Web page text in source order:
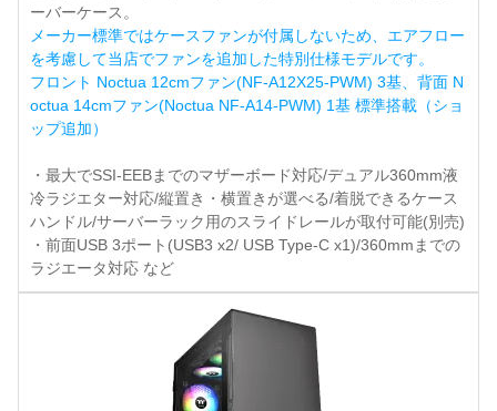
ーバーケース。
メーカー標準ではケースファンが付属しないため、エアフロー
を考慮して当店でファンを追加した特別仕様モデルです。
フロント Noctua 12cmファン(NF-A12X25-PWM) 3基、背面 N
octua 14cmファン(Noctua NF-A14-PWM) 1基 標準搭載（ショ
ップ追加）
・最大でSSI-EEBまでのマザーボード対応/デュアル360mm液
冷ラジエター対応/縦置き・横置きが選べる/着脱できるケース
ハンドル/サーバーラック用のスライドレールが取付可能(別売)
・前面USB 3ポート(USB3 x2/ USB Type-C x1)/360mmまでの
ラジエータ対応 など